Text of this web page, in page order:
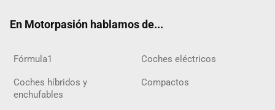
En Motorpasión hablamos de...
Fórmula1 Coches eléctricos
Coches híbridos y
enchufables
Compactos